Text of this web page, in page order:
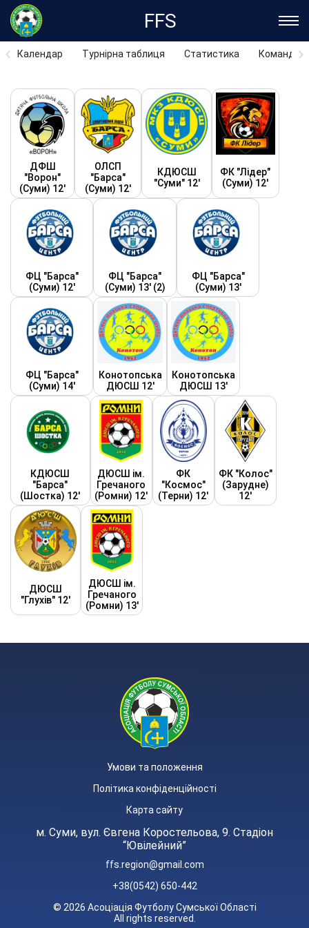
FFS
Календар Турнірна таблиця Статистика Команди
ДФШ
"Ворон"
(Суми) 12'
ОЛСП
"Барса"
(Суми) 12'
КДЮСШ
"Суми" 12'
ФК "Лідер"
(Суми) 12'
ФЦ "Барса"
(Суми) 12'
ФЦ "Барса"
(Суми) 13' (2)
ФЦ "Барса"
(Суми) 13'
ФЦ "Барса"
(Суми) 14'
Конотопська
ДЮСШ 12'
Конотопська
ДЮСШ 13'
КДЮСШ
"Барса"
(Шостка) 12'
ДЮСШ ім.
Гречаного
(Ромни) 12'
ФК
"Космос"
(Терни) 12'
ФК "Колос"
(Зарудне)
12'
ДЮСШ
"Глухів" 12'
ДЮСШ ім.
Гречаного
(Ромни) 13'
Умови та положення
Політика конфіденційності
Карта сайту
м. Суми, вул. Євгена Коростельова, 9. Стадіон
“Ювілейний”
ffs.region@gmail.com
+38(0542) 650-442
© 2026 Асоціація Футболу Сумської Області
All rights reserved.